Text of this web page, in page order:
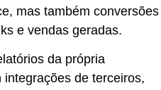
mas também conversões
e vendas geradas.
da própria
de terceiros,